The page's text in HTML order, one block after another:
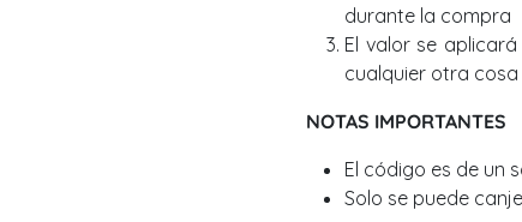
durante la compra
El valor se
cualquier otra cosa
NOTAS IMPORTANTES
El código es de un
Solo se puede